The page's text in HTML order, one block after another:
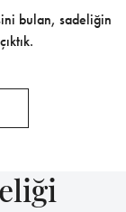
bulan, sadeliğin